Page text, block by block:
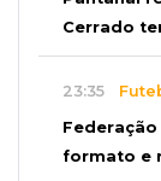
Cerrado
23:35
formato e